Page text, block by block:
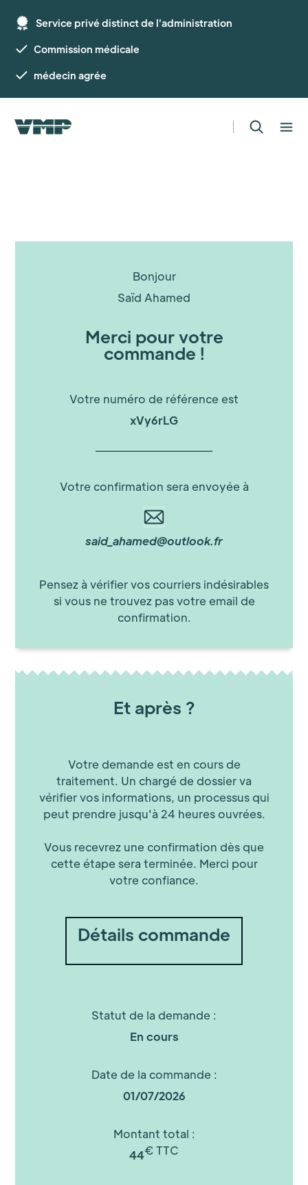
Service privé distinct de l'administration
Commission médicale
médecin agrée
Bonjour
Saïd Ahamed
Merci pour votre
commande !
Votre numéro de référence est
xVy6rLG
Votre confirmation sera envoyée à
said_ahamed@outlook.fr
Pensez à vérifier vos courriers indésirables
si vous ne trouvez pas votre email de
confirmation.
Et après ?
Votre demande est en cours de
traitement. Un chargé de dossier va
vérifier vos informations, un processus qui
peut prendre jusqu'à 24 heures ouvrées.
Vous recevrez une confirmation dès que
cette étape sera terminée. Merci pour
votre confiance.
Détails commande
Statut de la demande :
En cours
Date de la commande :
01/07/2026
Montant total :
44€ TTC